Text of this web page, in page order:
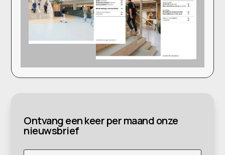
Ontvang een keer per maand onze
nieuwsbrief